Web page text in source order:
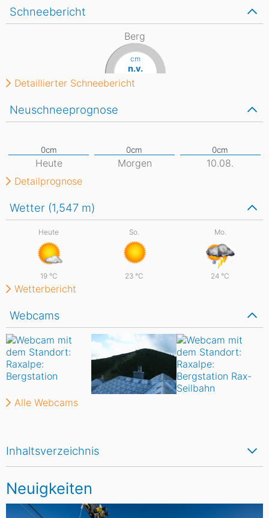
Inhaltsverzeichnis
Neuigkeiten
Wetter (1,547 m)
Heute
19 °C
So.
23 °C
Mo.
24 °C
Wetterbericht
Webcams
Alle Webcams
Schneebericht
Berg
cm
n.v.
Detaillierter Schneebericht
Neuschneeprognose
Heute Morgen
10.08.
Detailprognose